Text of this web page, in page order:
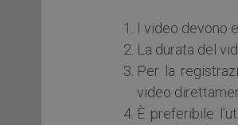
I video devono
La durata del
Per la
video
È preferibile